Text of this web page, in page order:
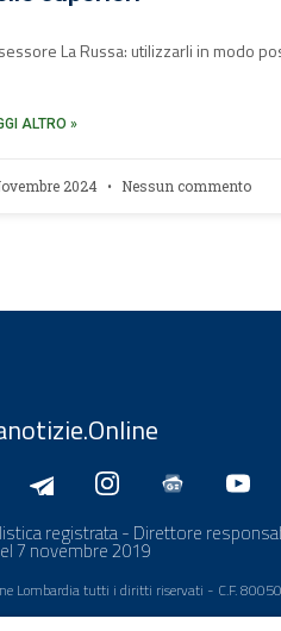
La Russa: utilizzarli in modo
ALTRO »
2024 Nessun commento
registrata - Direttore
7 novembre 2019
Lombardia tutti i diritti riservati - C.F.